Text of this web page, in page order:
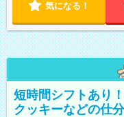
気になる！
短時間シフトあり
クッキーなどの仕